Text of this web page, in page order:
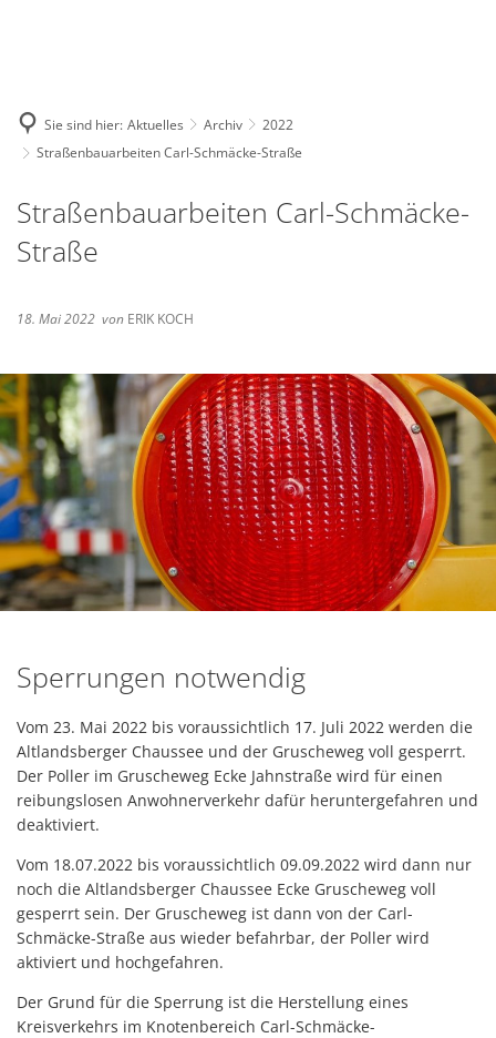
Sie sind hier: Aktuelles Archiv
2022
Straßenbauarbeiten Carl-Schmäcke-Straße
Straßenbauarbeiten Carl-Schmäcke-
Straße
18. Mai 2022 von ERIK KOCH
Sperrungen notwendig
Vom 23. Mai 2022 bis voraussichtlich 17. Juli 2022 werden die
Altlandsberger Chaussee und der Gruscheweg voll gesperrt.
Der Poller im Gruscheweg Ecke Jahnstraße wird für einen
reibungslosen Anwohnerverkehr dafür heruntergefahren und
deaktiviert.
Vom 18.07.2022 bis voraussichtlich 09.09.2022 wird dann nur
noch die Altlandsberger Chaussee Ecke Gruscheweg voll
gesperrt sein. Der Gruscheweg ist dann von der Carl-
Schmäcke-Straße aus wieder befahrbar, der Poller wird
aktiviert und hochgefahren.
Der Grund für die Sperrung ist die Herstellung eines
Kreisverkehrs im Knotenbereich Carl-Schmäcke-